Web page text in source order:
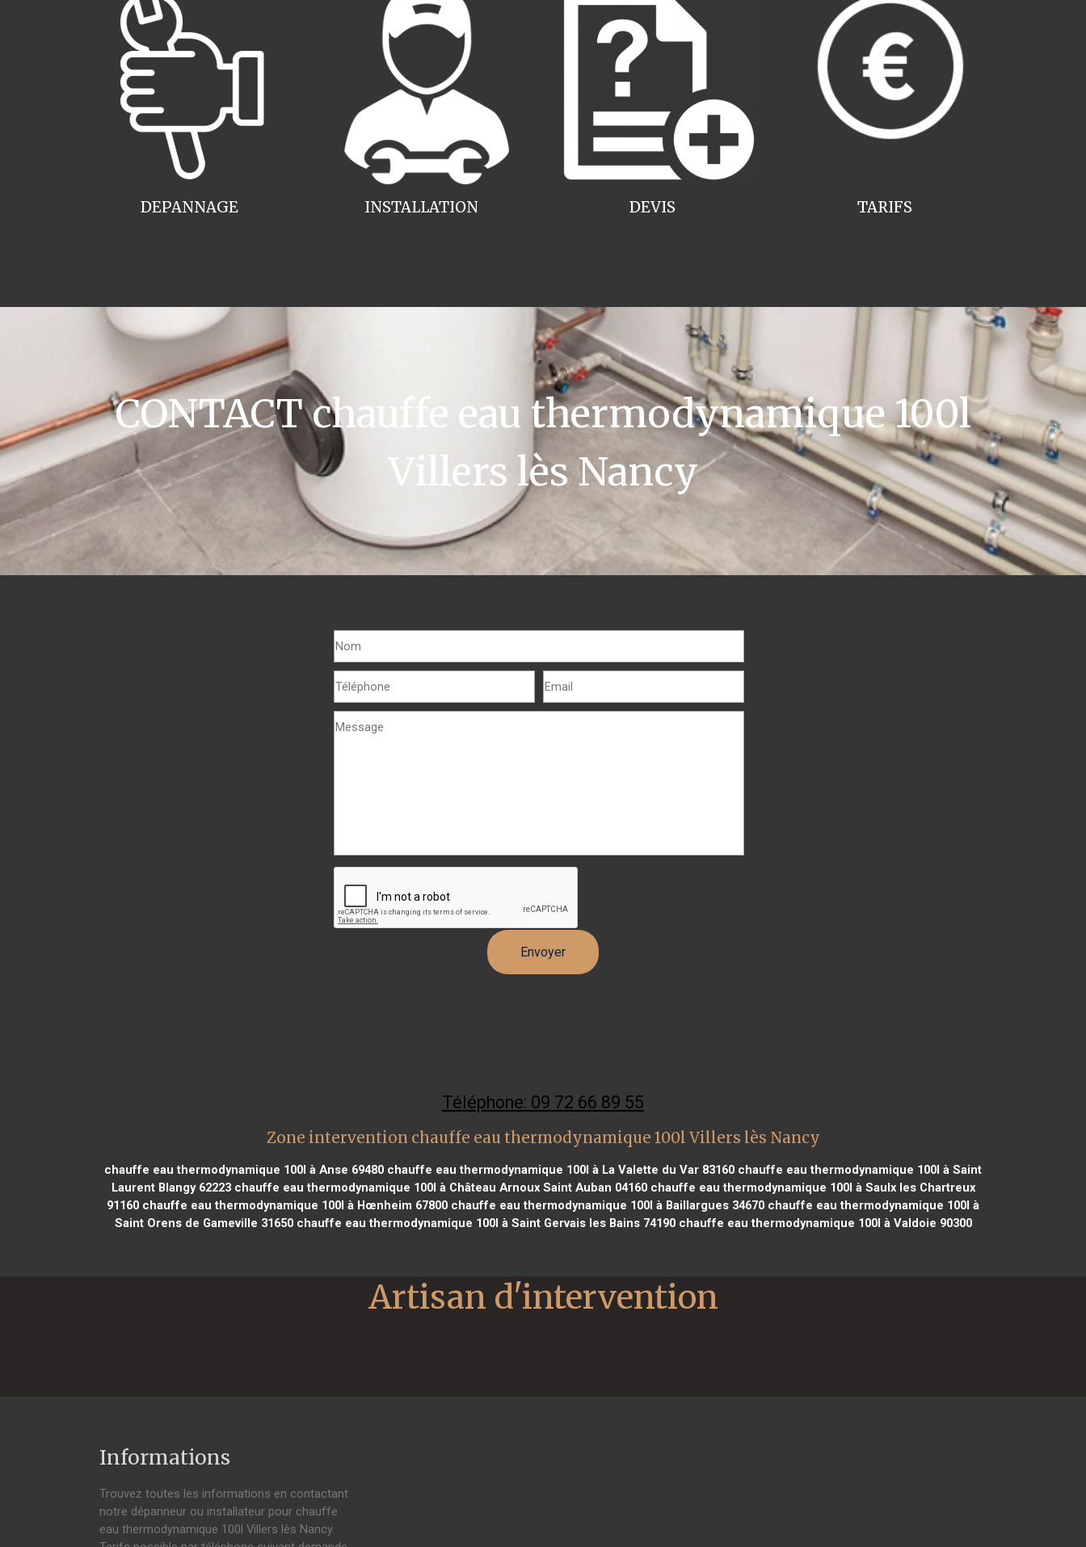
INSTALLATION
DEPANNAGE TARIFS
DEVIS
CONTACT chauffe eau thermodynamique 100l
Villers lès Nancy
Téléphone: 09 72 66 89 55
Zone intervention chauffe eau thermodynamique 100l Villers lès Nancy
chauffe eau thermodynamique 100l à Anse 69480 chauffe eau thermodynamique 100l à La Valette du Var 83160 chauffe eau thermodynamique 100l à Saint
Laurent Blangy 62223chauffe eau thermodynamique 100l à Château Arnoux Saint Auban 04160chauffe eau thermodynamique 100l à Saulx les Chartreux
91160 chauffe eau thermodynamique 100l à Hœnheim 67800 chauffe eau thermodynamique 100l à Baillargues 34670 chauffe eau thermodynamique 100l à
Saint Orens de Gameville 31650chauffe eau thermodynamique 100l à Saint Gervais les Bains 74190chauffe eau thermodynamique 100l à Valdoie 90300
Informations
Trouvez toutes les informations en contactant
notre dépanneur ou installateur pour chauffe
eau thermodynamique 100l Villers lès Nancy.
Artisan d'intervention